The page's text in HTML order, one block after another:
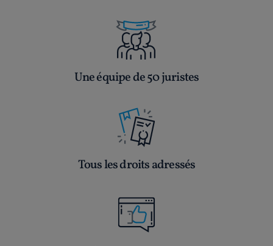
Une équipe de 50 juristes
Tous les droits adressés